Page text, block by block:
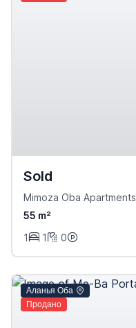
Sold
Mimoza Oba Apartments
55 m²
1
1 0
Аланья Оба
Продано